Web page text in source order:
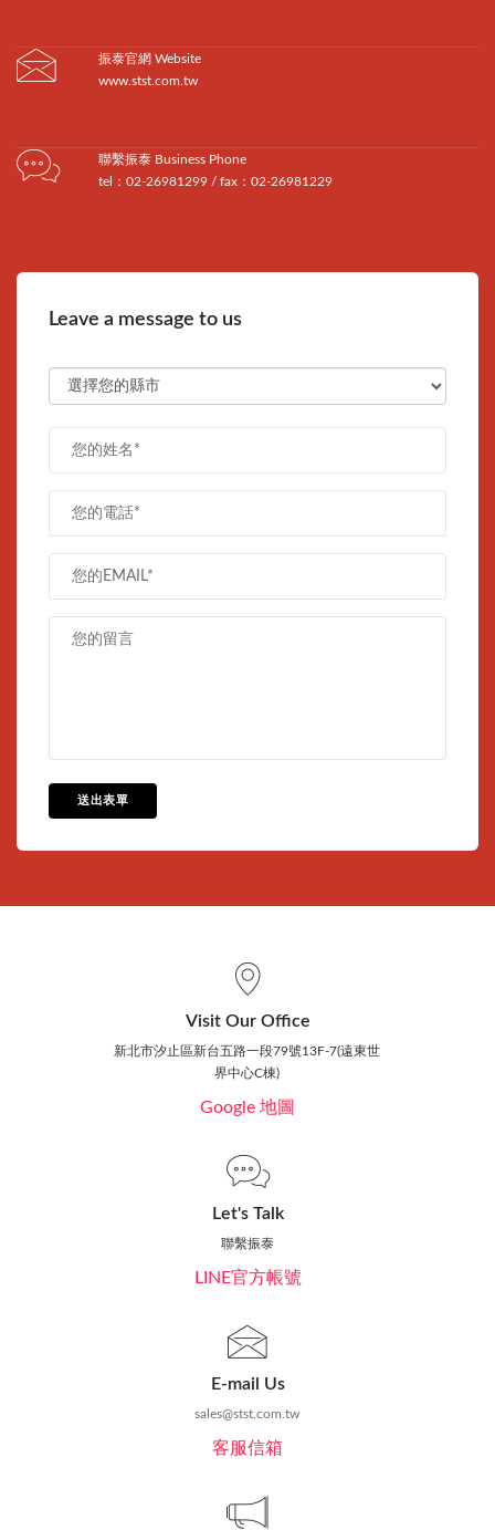
振泰官網 Website
www.stst.com.tw
聯繫振泰 Business Phone
tel：02-26981299 / fax：02-26981229
Leave a message to us
送出表單
Visit Our Office
新北市汐止區新台五路一段79號13F-7(遠東世
界中心C棟)
Google 地圖
Let's Talk
聯繫振泰
LINE官方帳號
E-mail Us
sales@stst.com.tw
客服信箱